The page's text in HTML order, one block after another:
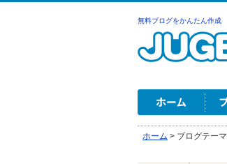
無料ブログをかんたん作成
ホーム > ブログテーマ